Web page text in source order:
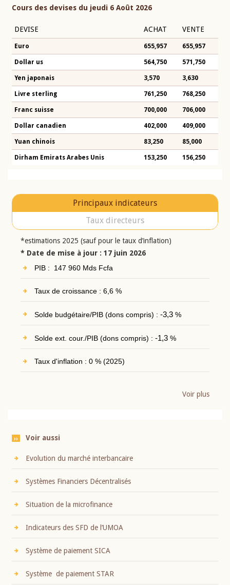
Cours des devises du jeudi 6 Août 2026
DEVISE ACHAT VENTE
Euro 655,957 655,957
Dollar us 564,750 571,750
Yen japonais 3,570 3,630
Livre sterling 761,250 768,250
Franc suisse 700,000 706,000
Dollar canadien 402,000 409,000
Yuan chinois 83,250 85,000
Dirham Emirats Arabes Unis 153,250 156,250
Principaux indicateurs
Taux directeurs
*estimations 2025 (sauf pour le taux d’inflation)
* Date de mise à jour : 17 juin 2026
PIB : 147 960 Mds Fcfa
Taux de croissance : 6,6 %
Solde budgétaire/PIB (dons compris) : -3,3%
Solde ext. cour./PIB (dons compris) : -1,3%
Taux d'inflation : 0 % (2025)
Voir plus
Voir aussi
Evolution du marché interbancaire
Systèmes Financiers Décentralisés
Situation de la microfinance
Indicateurs des SFD de l’UMOA
Système de paiement SICA
Système de paiement STAR